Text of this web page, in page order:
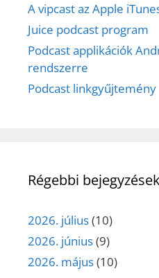
A vipcast az Apple
Juice podcast program
Podcast applikációk
rendszerre
Podcast linkgyűjtemény
Régebbi bejegyzések
2026. július(10)
2026. június(9)
2026. május(10)